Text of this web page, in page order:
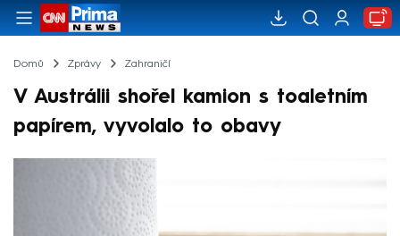
Domů Zprávy Zahraničí
V Austrálii shořel kamion s toaletním
papírem, vyvolalo to obavy